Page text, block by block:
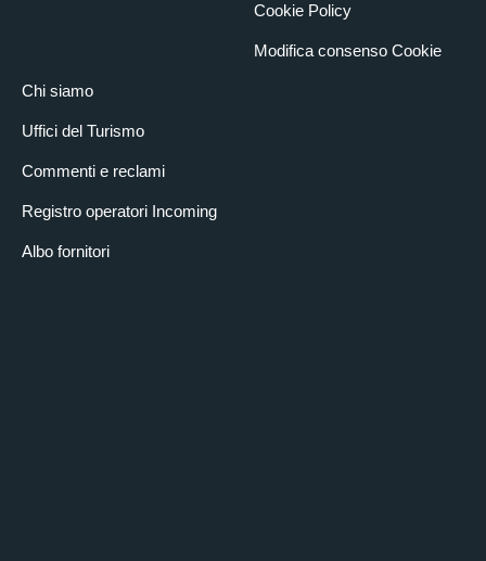
Chi siamo
Uffici del Turismo
Commenti e reclami
Registro operatori Incoming
Albo fornitori
Cookie Policy
Modifica consenso Cookie